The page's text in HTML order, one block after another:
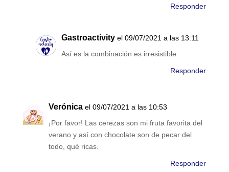
Responder
Gastroactivity el 09/07/2021 a las 13:11
Así es la combinación es irresistible
Responder
Verónica el 09/07/2021 a las 10:53
¡Por favor! Las cerezas son mi fruta favorita del
verano y así con chocolate son de pecar del
todo, qué ricas.
Responder